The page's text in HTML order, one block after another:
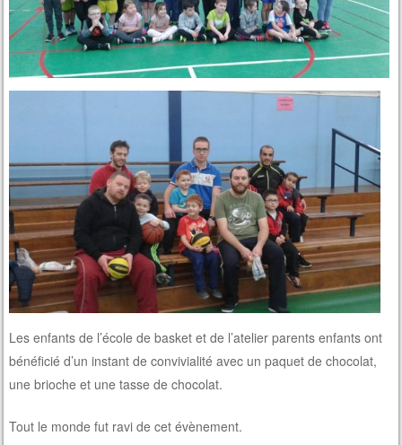
Les enfants de l’école de basket et de l’atelier parents enfants ont
bénéficié d’un instant de convivialité avec un paquet de chocolat,
une brioche et une tasse de chocolat.
Tout le monde fut ravi de cet évènement.